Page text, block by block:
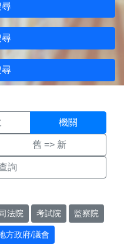
尋
尋
尋
面
機關
舊 => 新
詢
法院 考試院 監察院
方政府/議會